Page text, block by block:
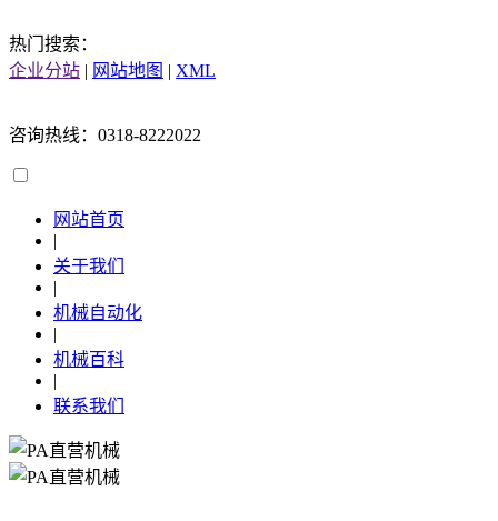
热门搜索：
企业分站 | 网站地图 | XML
咨询热线：0318-8222022
网站首页
|
关于我们
|
机械自动化
|
机械百科
|
联系我们